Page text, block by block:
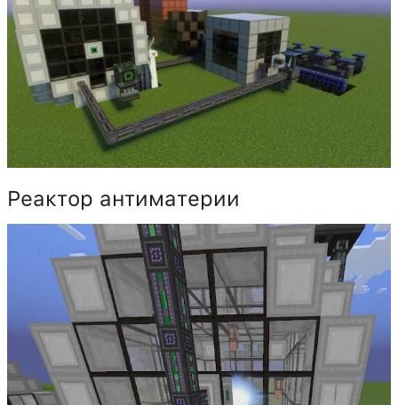
Реактор антиматерии